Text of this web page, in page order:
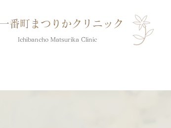
番町まつりかクリニック
​Ichibancho Matsurika Clinic